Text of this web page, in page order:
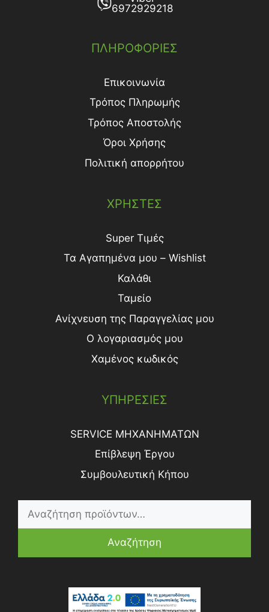
6972929218
ΠΛΗΡΟΦΟΡΙΕΣ
Επικοινωνία
Τρόπος Πληρωμής
Τρόπος Aποστολής
Όροι Χρήσης
Πολιτική απορρήτου
ΧΡΗΣΤΕΣ
Super Τιμές
Τα Αγαπημένα μου – Wishlist
Καλάθι
Ταμείο
Ανίχνευση της Παραγγελίας μου
Ο λογαριασμός μου
Χαμένος κωδικός
ΥΠΗΡΕΣΙΕΣ
SERVICE ΜΗΧΑΝΗΜΑΤΩΝ
Επίβλεψη Έργου
Συμβουλευτική Κήπου
Αναζήτηση